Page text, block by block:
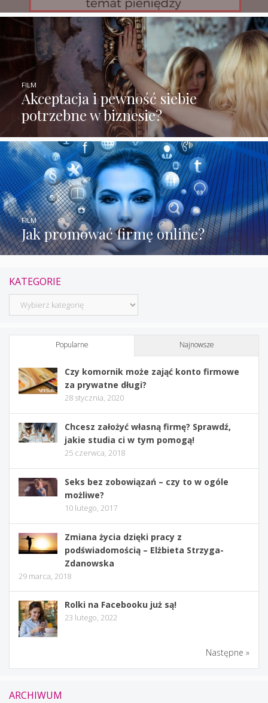
Akceptacja i pewność siebie
potrzebne w biznesie?
FILM
Jak promować firmę online?
FILM
KATEGORIE
Kategorie
Popularne Najnowsze
Czy komornik może zająć konto firmowe
za prywatne długi?
28 stycznia, 2020
Chcesz założyć własną firmę? Sprawdź,
jakie studia ci w tym pomogą!
25 czerwca, 2018
Seks bez zobowiązań – czy to w ogóle
możliwe?
10 lutego, 2017
Zmiana życia dzięki pracy z
podświadomością – Elżbieta Strzyga-
Zdanowska
29 marca, 2018
Rolki na Facebooku już są!
23 lutego, 2022
Następne »
ARCHIWUM